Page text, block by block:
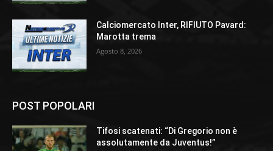
Calciomercato Inter, RIFIUTO Pavard:
Marotta trema
Agosto 8, 2026
POST POPOLARI
Tifosi scatenati: “Di Gregorio non è
assolutamente da Juventus!”